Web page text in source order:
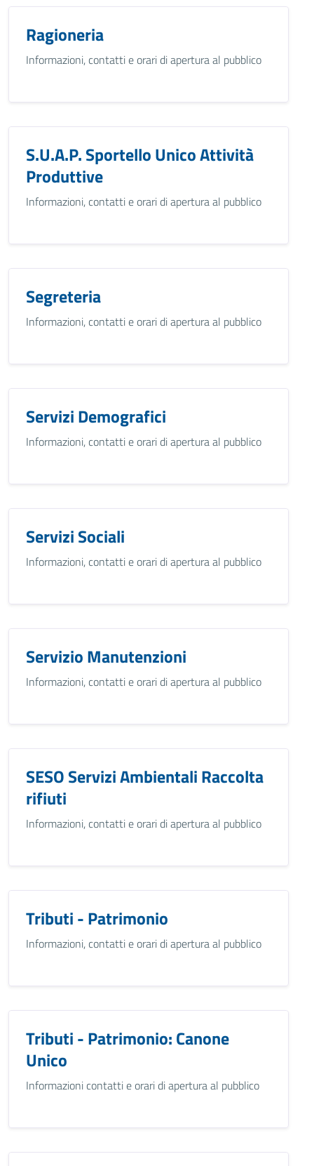
Ragioneria
Informazioni, contatti e orari di apertura al pubblico
S.U.A.P. Sportello Unico Attività
Produttive
Informazioni, contatti e orari di apertura al pubblico
Segreteria
Informazioni, contatti e orari di apertura al pubblico
Servizi Demografici
Informazioni, contatti e orari di apertura al pubblico
Servizi Sociali
Informazioni, contatti e orari di apertura al pubblico
Servizio Manutenzioni
Informazioni, contatti e orari di apertura al pubblico
SESO Servizi Ambientali Raccolta
rifiuti
Informazioni, contatti e orari di apertura al pubblico
Tributi - Patrimonio
Informazioni, contatti e orari di apertura al pubblico
Tributi - Patrimonio: Canone
Unico
Informazioni contatti e orari di apertura al pubblico